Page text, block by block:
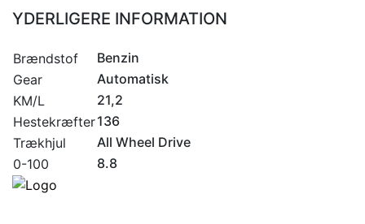
YDERLIGERE INFORMATION
Brændstof
Benzin
Gear
Automatisk
KM/L
21,2
Hestekræfter136
Trækhjul
All Wheel Drive
0-100
8.8